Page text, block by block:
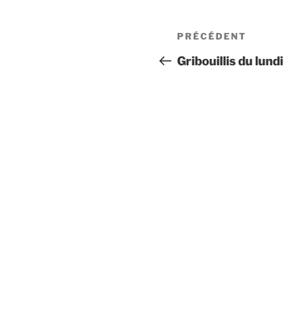
Navigation
de
Article
précédent
PRÉCÉDENT
Gribouillis du lundi